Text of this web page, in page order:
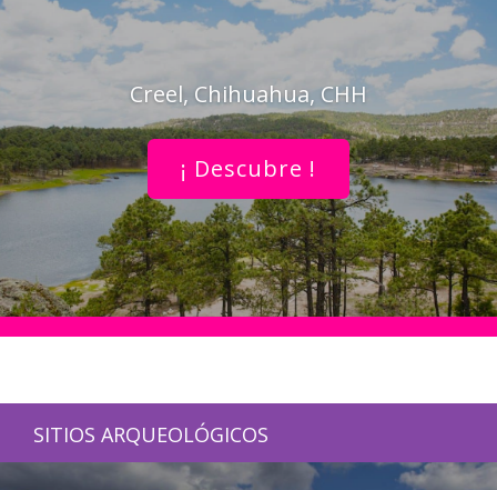
Creel, Chihuahua, CHH
¡ Descubre !
SITIOS ARQUEOLÓGICOS